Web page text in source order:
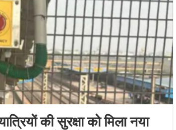
की सुरक्षा को मिला नया